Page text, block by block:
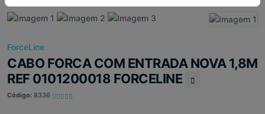
ForceLine
CABO FORCA COM ENTRADA NOVA 1,8M
REF 0101200018 FORCELINE
Código: 8336